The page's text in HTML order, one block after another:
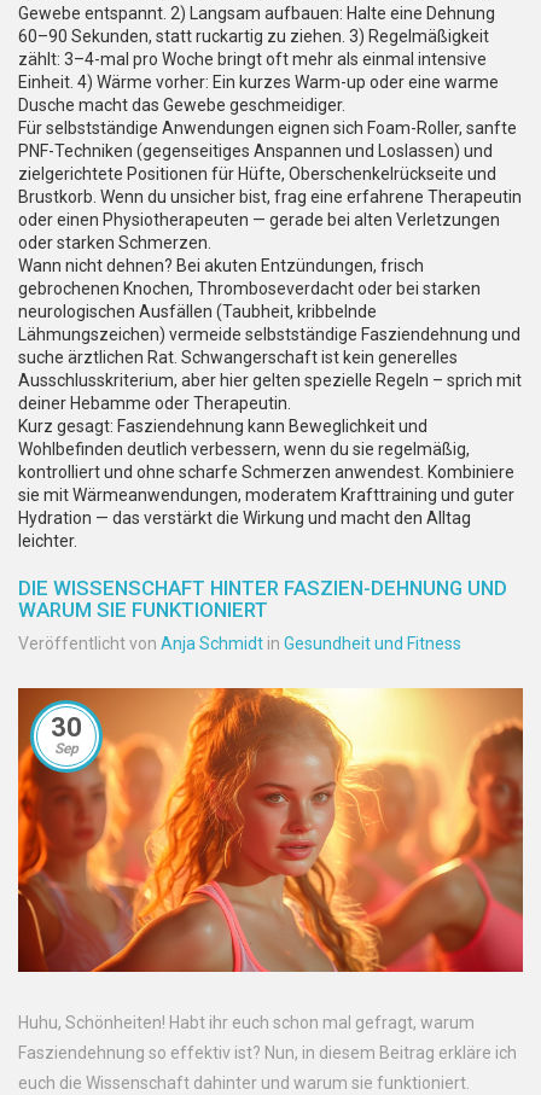
Gewebe entspannt. 2) Langsam aufbauen: Halte eine Dehnung
60–90 Sekunden, statt ruckartig zu ziehen. 3) Regelmäßigkeit
zählt: 3–4-mal pro Woche bringt oft mehr als einmal intensive
Einheit. 4) Wärme vorher: Ein kurzes Warm-up oder eine warme
Dusche macht das Gewebe geschmeidiger.
Für selbstständige Anwendungen eignen sich Foam-Roller, sanfte
PNF-Techniken (gegenseitiges Anspannen und Loslassen) und
zielgerichtete Positionen für Hüfte, Oberschenkelrückseite und
Brustkorb. Wenn du unsicher bist, frag eine erfahrene Therapeutin
oder einen Physiotherapeuten — gerade bei alten Verletzungen
oder starken Schmerzen.
Wann nicht dehnen? Bei akuten Entzündungen, frisch
gebrochenen Knochen, Thromboseverdacht oder bei starken
neurologischen Ausfällen (Taubheit, kribbelnde
Lähmungszeichen) vermeide selbstständige Fasziendehnung und
suche ärztlichen Rat. Schwangerschaft ist kein generelles
Ausschlusskriterium, aber hier gelten spezielle Regeln – sprich mit
deiner Hebamme oder Therapeutin.
Kurz gesagt: Fasziendehnung kann Beweglichkeit und
Wohlbefinden deutlich verbessern, wenn du sie regelmäßig,
kontrolliert und ohne scharfe Schmerzen anwendest. Kombiniere
sie mit Wärmeanwendungen, moderatem Krafttraining und guter
Hydration — das verstärkt die Wirkung und macht den Alltag
leichter.
DIE WISSENSCHAFT HINTER FASZIEN-DEHNUNG UND
WARUM SIE FUNKTIONIERT
Veröffentlicht von Anja Schmidt in Gesundheit und Fitness
30
Sep
Huhu, Schönheiten! Habt ihr euch schon mal gefragt, warum
Fasziendehnung so effektiv ist? Nun, in diesem Beitrag erkläre ich
euch die Wissenschaft dahinter und warum sie funktioniert.